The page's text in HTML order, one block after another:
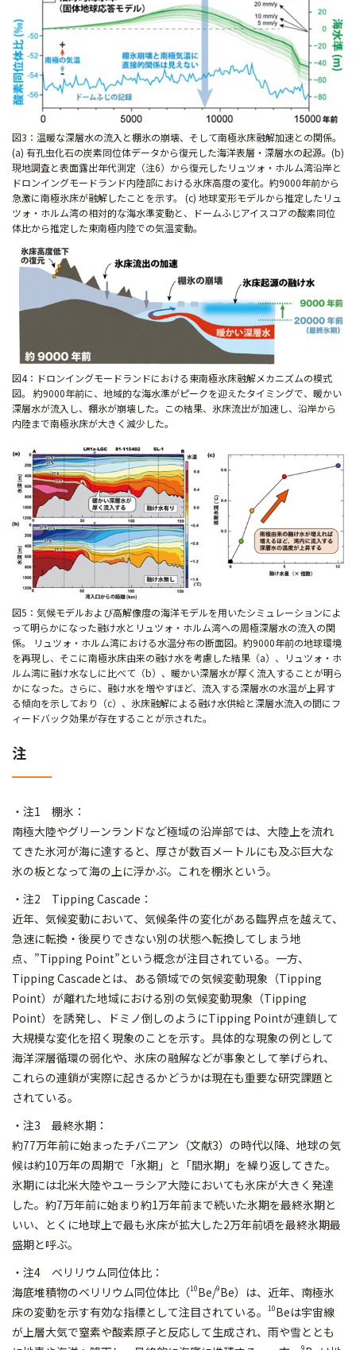
図3：温暖な深層水の流入と棚氷の崩壊、そして南極氷床融解加速との関係。
(a) 有孔虫化石の炭素同位体データから復元した海洋表層・深層水の起源。(b)
現地調査と表面露出年代測定（注6）から復元したリュツォ・ホルム湾沿岸と
ドロンイングモードランド内陸部における氷床高度の変化。約9000年前から
急激に南極氷床が融解したことを示す。 (c) 地球変形モデルから推定したリュ
ツォ・ホルム湾の相対的な海水準変動と、ドームふじアイスコアの酸素同位
体比から推定した東南極内陸での気温変動。
図4：ドロンイングモードランドにおける東南極氷床融解メカニズムの模式
図。 約9000年前に、地域的な海水準がピークを迎えたタイミングで、暖かい
深層水が流入し、棚氷が崩壊した。この結果、氷床流出が加速し、沿岸から
内陸まで南極氷床が大きく減少した。
図5：気候モデルおよび高解像度の海洋モデルを用いたシミュレーションによ
って明らかになった融け水とリュツォ・ホルム湾への周極深層水の流入の関
係。 リュツォ・ホルム湾における水温分布の断面図。約9000年前の地球環境
を再現し、そこに南極氷床由来の融け水を考慮した結果（a）、リュツォ・ホ
ルム湾に融け水なしに比べて（b）、暖かい深層水が厚く流入することが明ら
かになった。さらに、融け水を増やすほど、流入する深層水の水温が上昇す
る傾向を示しており（c）、氷床融解による融け水供給と深層水流入の間にフ
ィードバック効果が存在することが示された。
注
・注1 棚氷：
南極大陸やグリーンランドなど極域の沿岸部では、大陸上を流れ
てきた氷河が海に達すると、厚さが数百メートルにも及ぶ巨大な
氷の板となって海の上に浮かぶ。これを棚氷という。
・注2 Tipping Cascade：
近年、気候変動において、気候条件の変化がある臨界点を越えて、
急速に転換・後戻りできない別の状態へ転換してしまう地
点、”Tipping Point”という概念が注目されている。一方、
Tipping Cascadeとは、ある領域での気候変動現象（Tipping
Point）が離れた地域における別の気候変動現象（Tipping
Point）を誘発し、ドミノ倒しのようにTipping Pointが連鎖して
大規模な変化を招く現象のことを示す。具体的な現象の例として
海洋深層循環の弱化や、氷床の融解などが事象として挙げられ、
これらの連鎖が実際に起きるかどうかは現在も重要な研究課題と
されている。
・注3 最終氷期：
約77万年前に始まったチバニアン（文献3）の時代以降、地球の気
候は約10万年の周期で「氷期」と「間氷期」を繰り返してきた。
氷期には北米大陸やユーラシア大陸においても氷床が大きく発達
した。約7万年前に始まり約1万年前まで続いた氷期を最終氷期と
いい、とくに地球上で最も氷床が拡大した2万年前頃を最終氷期最
盛期と呼ぶ。
・注4 ベリリウム同位体比：
海底堆積物のベリリウム同位体比（10Be/9Be）は、近年、南極氷
床の変動を示す有効な指標として注目されている。
10Beは宇宙線
が上層大気で窒素や酸素原子と反応して生成され、雨や雪ととも
9